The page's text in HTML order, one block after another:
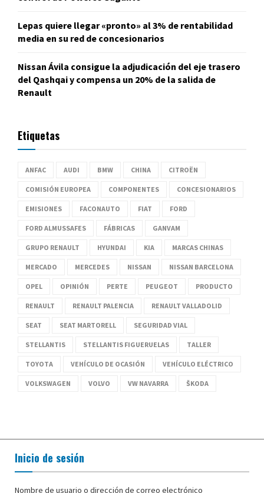
Lepas quiere llegar «pronto» al 3% de rentabilidad
media en su red de concesionarios
Nissan Ávila consigue la adjudicación del eje trasero
del Qashqai y compensa un 20% de la salida de
Renault
Etiquetas
ANFAC AUDI BMW CHINA CITROËN
COMISIÓN EUROPEA COMPONENTES CONCESIONARIOS
EMISIONES FACONAUTO FIAT FORD
FORD ALMUSSAFES FÁBRICAS GANVAM
GRUPO RENAULT HYUNDAI KIA MARCAS CHINAS
MERCADO MERCEDES NISSAN NISSAN BARCELONA
OPEL OPINIÓN PERTE PEUGEOT PRODUCTO
RENAULT RENAULT PALENCIA RENAULT VALLADOLID
SEAT SEAT MARTORELL SEGURIDAD VIAL
STELLANTIS STELLANTIS FIGUERUELAS TALLER
TOYOTA VEHÍCULO DE OCASIÓN VEHÍCULO ELÉCTRICO
VOLKSWAGEN VOLVO VW NAVARRA ŠKODA
Inicio de sesión
Nombre de usuario o dirección de correo electrónico